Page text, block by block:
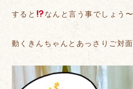
すると なんと言う事でしょう〜
動くきんちゃんとあっさりご対面